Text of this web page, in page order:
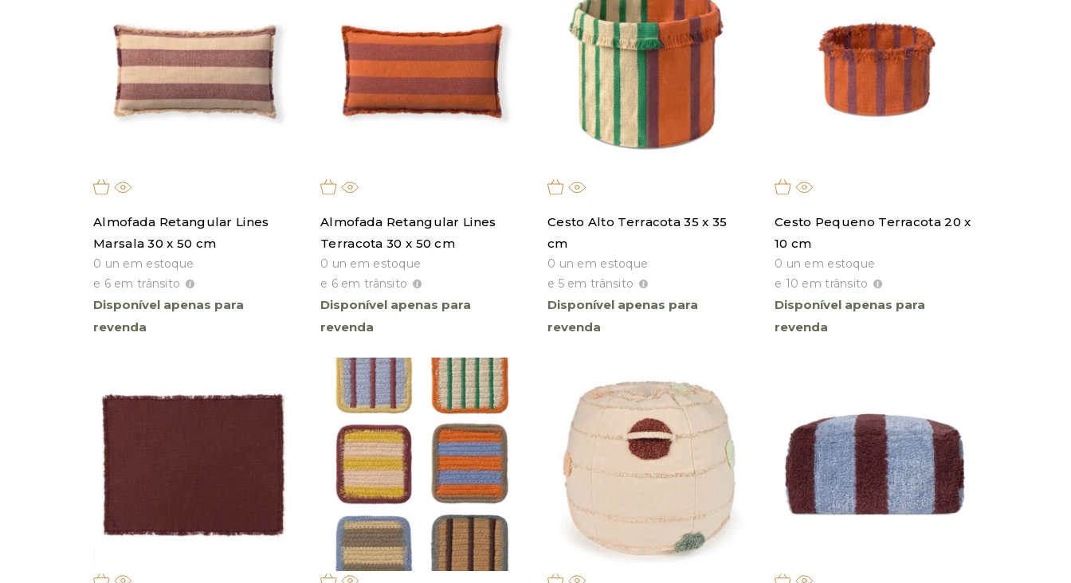
Almofada Retangular Lines
Marsala 30 x 50 cm
0 un em estoque
e 6 em trânsito
Disponível apenas para
revenda
Almofada Retangular Lines
Terracota 30 x 50 cm
0 un em estoque
e 6 em trânsito
Disponível apenas para
revenda
Cesto Alto Terracota 35 x 35
cm
0 un em estoque
e 5 em trânsito
Disponível apenas para
revenda
Cesto Pequeno Terracota 20 x
10 cm
0 un em estoque
e 10 em trânsito
Disponível apenas para
revenda